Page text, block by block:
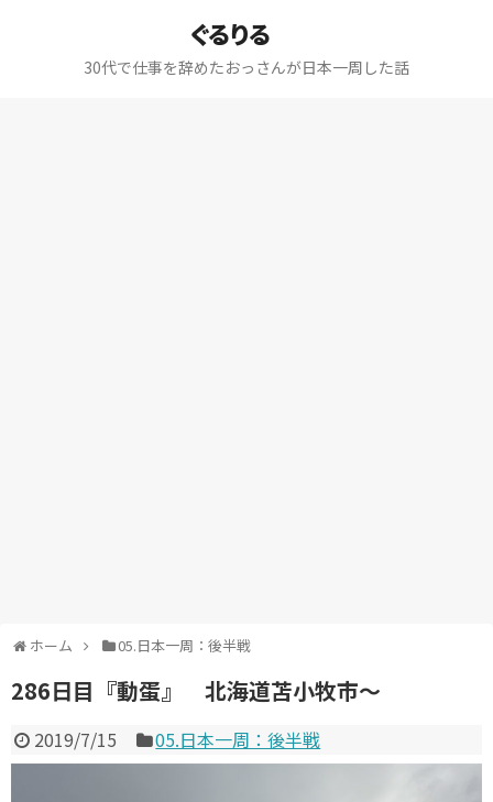
ぐるりる
30代で仕事を辞めたおっさんが日本一周した話
ホーム 05.日本一周：後半戦
286日目『動蛋』 北海道苫小牧市～
2019/7/15 05.日本一周：後半戦